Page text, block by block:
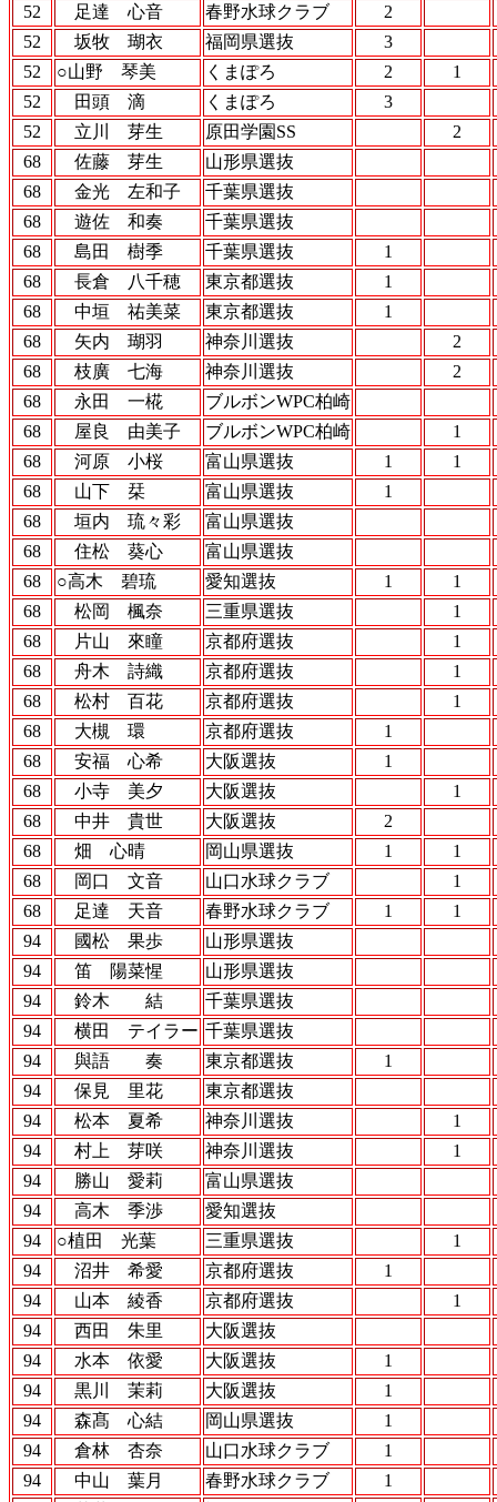
52
足達 心音 春野水球クラブ
2
52
坂牧 瑚衣 福岡県選抜
3
52
○山野 琴美 くまぽろ 2
1
52
田頭 滴 くまぽろ
3
52
立川 芽生 原田学園SS
2
68
佐藤 芽生
山形県選抜
68
金光 左和子
千葉県選抜
68
遊佐 和奏
千葉県選抜
68
島田 樹季 千葉県選抜
1
68
長倉 八千穂 東京都選抜
1
68
中垣 祐美菜 東京都選抜
1
68
矢内 瑚羽 神奈川選抜
2
68
枝廣 七海 神奈川選抜
2
68
永田 一椛
ブルボンWPC柏崎
68
屋良 由美子 ブルボンWPC柏崎
1
68
河原 小桜 富山県選抜 1
1
68
山下 栞 富山県選抜
1
68
垣内 琉々彩
富山県選抜
68
住松 葵心
富山県選抜
68
○高木 碧琉 愛知選抜 1
1
68
松岡 楓奈 三重県選抜
1
68
片山 來瞳 京都府選抜
1
68
舟木 詩織 京都府選抜
1
68
松村 百花 京都府選抜
1
68
大槻 環 京都府選抜
1
68
安福 心希 大阪選抜
1
68
小寺 美夕 大阪選抜
1
68
中井 貴世 大阪選抜
2
68
畑 心晴 岡山県選抜 1
1
68
岡口 文音 山口水球クラブ
1
68
足達 天音 春野水球クラブ 1
1
94
國松 果歩
山形県選抜
94
笛 陽菜惺
山形県選抜
94
鈴木 結
千葉県選抜
94
横田 テイラー 千葉県選抜
94
與語 奏 東京都選抜
1
94
保見 里花
東京都選抜
94
松本 夏希 神奈川選抜
1
94
村上 芽咲 神奈川選抜
1
94
勝山 愛莉
富山県選抜
94
高木 季渉
愛知選抜
94
○植田 光葉 三重県選抜
1
94
沼井 希愛 京都府選抜
1
94
山本 綾香 京都府選抜
1
94
西田 朱里
大阪選抜
94
水本 依愛 大阪選抜
1
94
黒川 茉莉 大阪選抜
1
94
森髙 心結 岡山県選抜
1
94
倉林 杏奈 山口水球クラブ
1
94
中山 葉月 春野水球クラブ
1